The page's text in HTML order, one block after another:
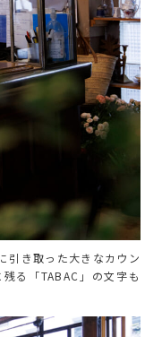
引き取った大きなカウン
る「TABAC」の文字も